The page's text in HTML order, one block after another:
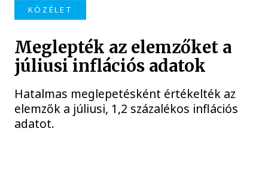
KÖZÉLET
Meglepték az elemzőket a
júliusi inflációs adatok
Hatalmas meglepetésként értékelték az
elemzők a júliusi, 1,2 százalékos inflációs
adatot.